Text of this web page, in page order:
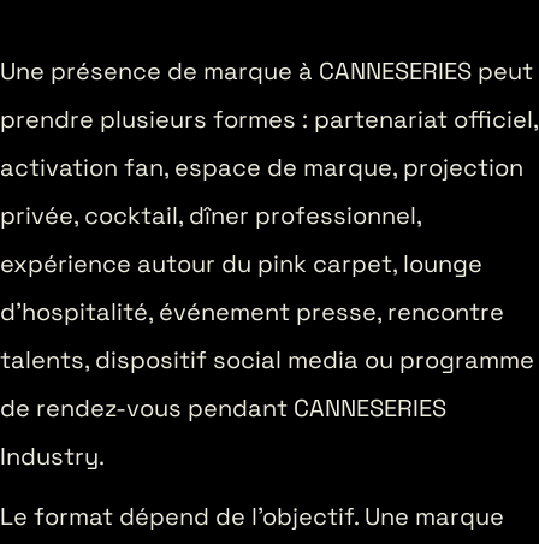
Une présence de marque à CANNESERIES peut
prendre plusieurs formes : partenariat officiel,
activation fan, espace de marque, projection
privée, cocktail, dîner professionnel,
expérience autour du pink carpet, lounge
d’hospitalité, événement presse, rencontre
talents, dispositif social media ou programme
de rendez-vous pendant CANNESERIES
Industry.
Le format dépend de l’objectif. Une marque